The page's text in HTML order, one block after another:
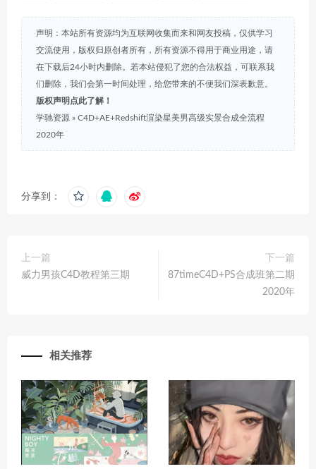
声明：本站所有资源均为互联网收集而来和网友投稿，仅供学习
交流使用，版权归原创者所有，所有资源不得用于商业用途，请
在下载后24小时内删除。若本站侵犯了您的合法权益，可联系我
们删除，我们会第一时间处理，给您带来的不便我们深表歉意。
版权声明点此了解！
学驰资源 » C4D+AE+Redshift渲染星美男高级实景合成全流程
2020年
分享到：
上一篇
威力男孩C4D教程第三期
下一篇
87timeC4D+PS合成班第二期
2020年
相关推荐